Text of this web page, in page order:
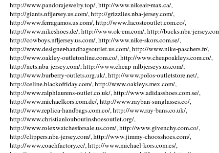
http://www.pandorajewelry.top/, http://www.nikeair-max.ca/,
http://giants.nfljersey.us.com/, http://grizzlies.nba-jersey.com/,
http://www.ferragamos.us.com/, http://www.lacosteoutlet.com.co/,
http://www.nikeshoes.de/, http://www.ok-em.com/, http://bucks.nba-
http://cowboys.nfljersey.us.com/, http://www.nike-skors.com.se/,
http://www.designer-handbagsoutlet.us.com/, http://www.nike-paschers.fr/,
http://www.oakley-outletonline.com.co/, http://www.cheapoakleys.com.co/,
http://nets.nba-jersey.com/, http://www.cheap-mlbjerseys.us.com/,
http://www.burberry-outlets.org.uk/, http://www.polos-outletstore.net/,
http://celine.blackofriday.com/, http://www.oakleys.mex.com/,
http://www.ralphlaurens-outlet.co.uk/, http://www.adidasshoes.com.se/,
http://www.michaelkors.com.de/, http://www.rayban-sunglasses.co/,
http://www.replica-handbags.com.co/, http://www.ray-bans.co.uk/,
http://www.christianlouboutinshoesoutlet.org/,
http://www.rolexwatchesforsale.us.com/, http://www.givenchy.com.co/,
http://clippers.nba-jersey.com/, http://www.jimmy-choosshoes.com/,
http://www.coachfactory.cc/, http://www.michael-kors.com.es/,